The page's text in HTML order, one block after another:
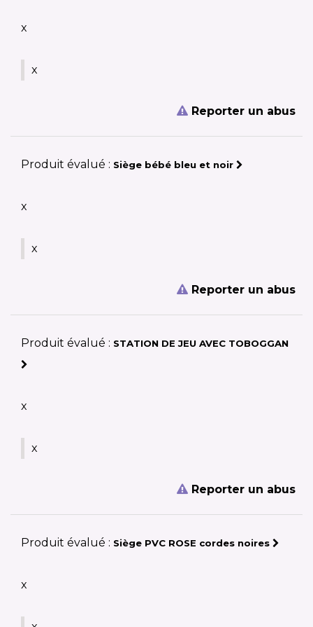
x
x
Reporter un abus
Produit évalué : Siège bébé bleu et noir
x
x
Reporter un abus
Produit évalué : STATION DE JEU AVEC TOBOGGAN
x
x
Reporter un abus
Produit évalué : Siège PVC ROSE cordes noires
x